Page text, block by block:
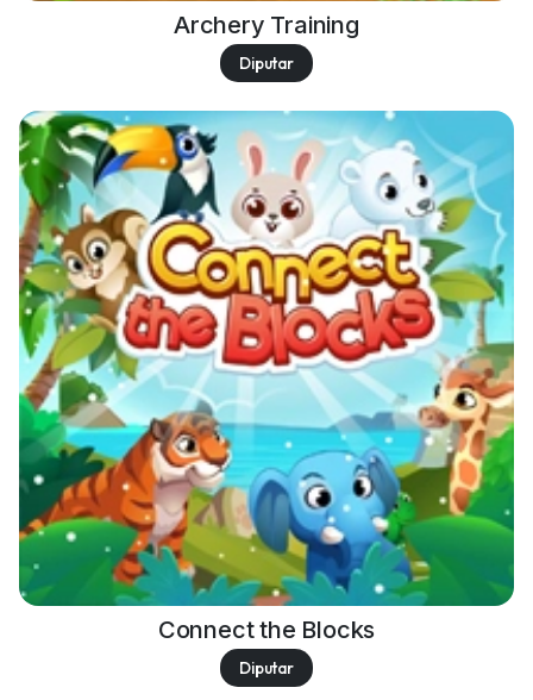
Archery Training
Diputar
Connect the Blocks
Diputar